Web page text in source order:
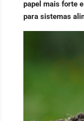
papel mais forte
para sistemas